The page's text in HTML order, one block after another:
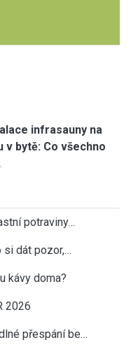
infrasauny na
v bytě: Co všechno
potraviny…
si dát pozor,…
kávy doma?
2026
přespání be…